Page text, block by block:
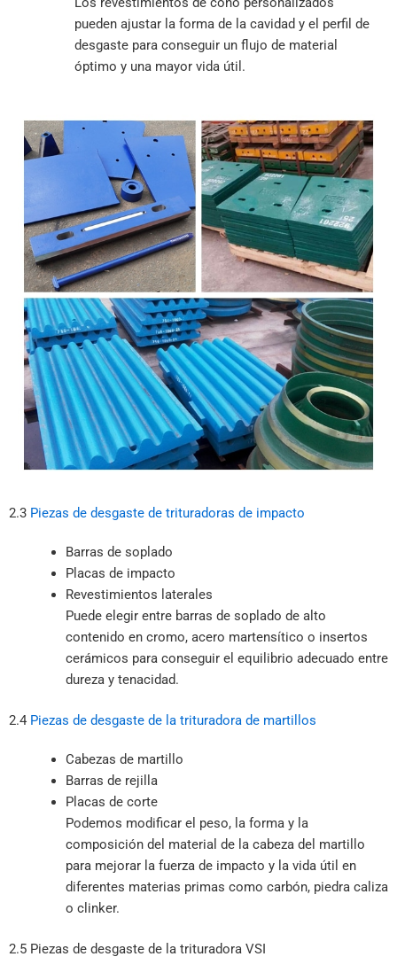
pueden ajustar la forma de la cavidad y el perfil de
desgaste para conseguir un flujo de material
óptimo y una mayor vida útil.
2.3 Piezas de desgaste de trituradoras de impacto
Barras de soplado
Placas de impacto
Revestimientos laterales
Puede elegir entre barras de soplado de alto
contenido en cromo, acero martensítico o insertos
cerámicos para conseguir el equilibrio adecuado entre
dureza y tenacidad.
2.4 Piezas de desgaste de la trituradora de martillos
Cabezas de martillo
Barras de rejilla
Placas de corte
Podemos modificar el peso, la forma y la
composición del material de la cabeza del martillo
para mejorar la fuerza de impacto y la vida útil en
diferentes materias primas como carbón, piedra caliza
o clinker.
2.5 Piezas de desgaste de la trituradora VSI